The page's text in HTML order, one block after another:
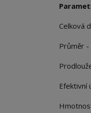
Celková
Průměr -
Efektivní